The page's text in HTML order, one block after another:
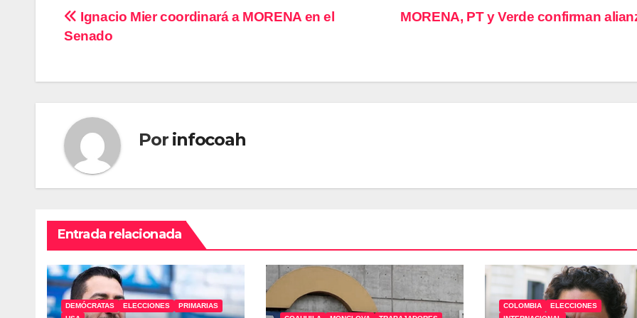
Navegación
entradas
MORENA, PT y Verde confirman
Ignacio Mier coordinará a MORENA en el
Senado
Por infocoah
Entrada relacionada
DEMÓCRATAS ELECCIONES
PRIMARIAS
COLOMBIA
ELECCIONES